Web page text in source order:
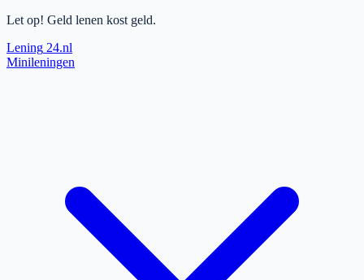
Let op! Geld lenen kost geld.
Lening 24.nl
Minileningen